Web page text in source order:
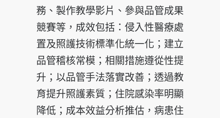
務、製作教學影片、參與品管成果
競賽等，成效包括：侵入性醫療處
置及照護技術標準化統一化；建立
品管稽核常模；相關措施遵從性提
升；以品管手法落實改善；透過教
育提升照護素質；住院感染率明顯
降低；成本效益分析推估，病患住